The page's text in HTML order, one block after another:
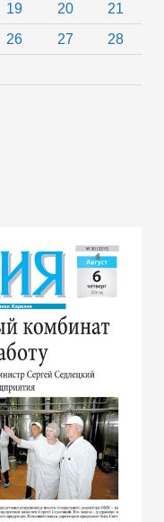
19 20
21
26 27
28